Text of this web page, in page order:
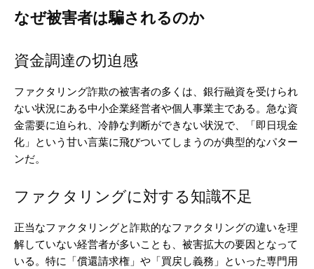
なぜ被害者は騙されるのか
資金調達の切迫感
ファクタリング詐欺の被害者の多くは、銀行融資を受けられ
ない状況にある中小企業経営者や個人事業主である。急な資
金需要に迫られ、冷静な判断ができない状況で、「即日現金
化」という甘い言葉に飛びついてしまうのが典型的なパター
ンだ。
ファクタリングに対する知識不足
正当なファクタリングと詐欺的なファクタリングの違いを理
解していない経営者が多いことも、被害拡大の要因となって
いる。特に「償還請求権」や「買戻し義務」といった専門用